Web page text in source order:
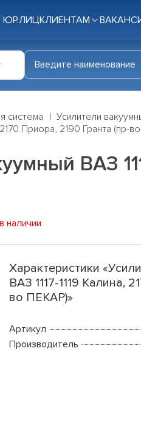
ЮР.ЛИЦКЛИЕНТАМ
система
Усилители
Приора, 2190 Гранта (пр-
ВАЗ
наличии
Характеристики
ВАЗ 1117-1119 Калина,
во ПЕКАР)»
Артикул
Производитель